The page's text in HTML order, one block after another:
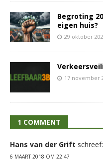
Begroting
eigen huis?
29 oktober
17 november
1 COMMENT
Hans van der Grift schreef:
6 MAART 2018 OM 22:47